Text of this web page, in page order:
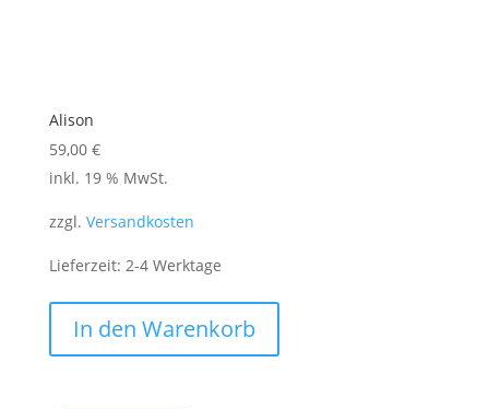
Alison
59,00 €
inkl. 19 % MwSt.
zzgl. Versandkosten
Lieferzeit: 2-4 Werktage
In den Warenkorb